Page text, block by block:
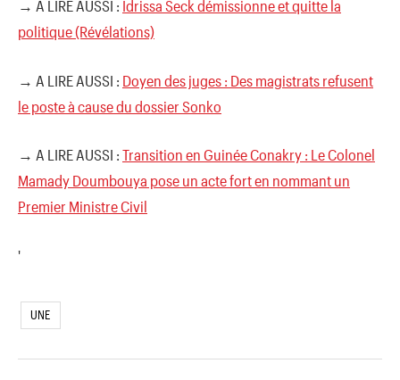
→ A LIRE AUSSI : Idrissa Seck démissionne et quitte la
politique (Révélations)
→ A LIRE AUSSI : Doyen des juges : Des magistrats refusent
le poste à cause du dossier Sonko
→ A LIRE AUSSI : Transition en Guinée Conakry : Le Colonel
Mamady Doumbouya pose un acte fort en nommant un
Premier Ministre Civil
'
UNE